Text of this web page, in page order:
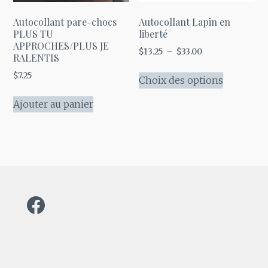
la
du
Autocollant pare-chocs
PLUS TU
APPROCHES/PLUS JE
RALENTIS
$7.25
Ajouter au panier
Autocollant Lapin en
liberté
$13.25 – $33.00Plage
prix :
Choix des options
Ce
produit
Facebook